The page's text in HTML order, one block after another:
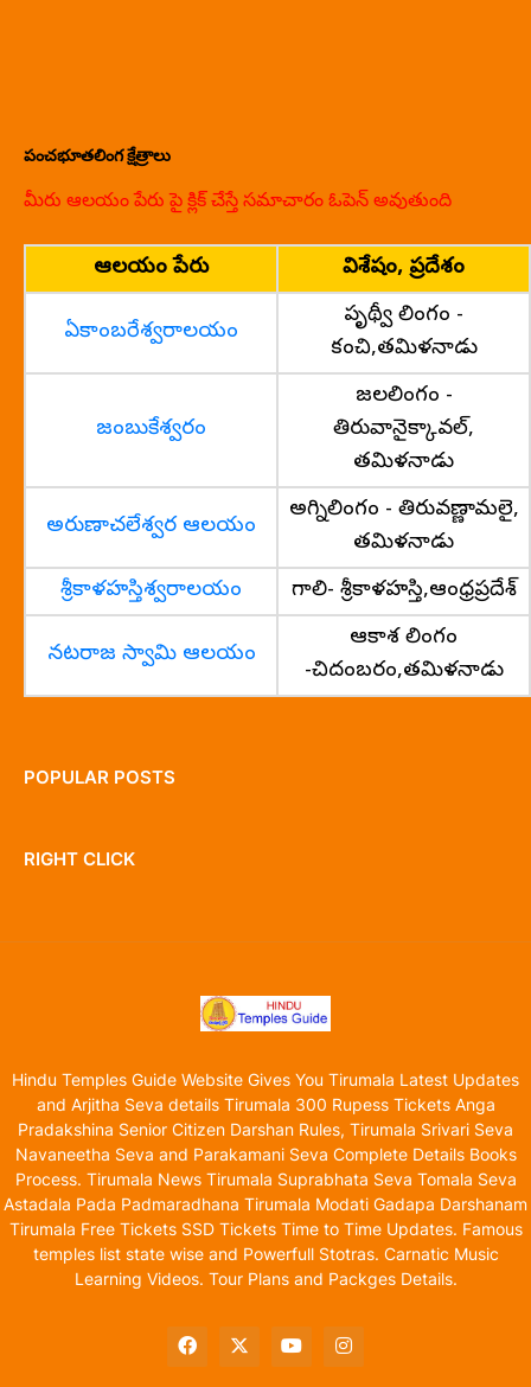
పంచభూతలింగ క్షేత్రాలు
మీరు ఆలయం పేరు పై క్లిక్ చేస్తే సమాచారం ఓపెన్ అవుతుంది
ఆలయం పేరు విశేషం, ప్రదేశం
ఏకాంబరేశ్వరాలయం
పృథ్వీ లింగం -
కంచి,తమిళనాడు
జంబుకేశ్వరం
జలలింగం -
తిరువానైక్కావల్,
తమిళనాడు
అరుణాచలేశ్వర ఆలయం
అగ్నిలింగం - తిరువణ్ణామలై,
తమిళనాడు
శ్రీకాళహస్తిశ్వరాలయం
గాలి- శ్రీకాళహస్తి,ఆంధ్రప్రదేశ్
నటరాజ స్వామి ఆలయం
ఆకాశ లింగం
-చిదంబరం,తమిళనాడు
POPULAR POSTS
RIGHT CLICK
Hindu Temples Guide Website Gives You Tirumala Latest Updates
and Arjitha Seva details Tirumala 300 Rupess Tickets Anga
Pradakshina Senior Citizen Darshan Rules, Tirumala Srivari Seva
Navaneetha Seva and Parakamani Seva Complete Details Books
Process. Tirumala News Tirumala Suprabhata Seva Tomala Seva
Astadala Pada Padmaradhana Tirumala Modati Gadapa Darshanam
Tirumala Free Tickets SSD Tickets Time to Time Updates. Famous
temples list state wise and Powerfull Stotras. Carnatic Music
Learning Videos. Tour Plans and Packges Details.